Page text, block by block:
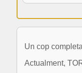
Un cop
Actualment,